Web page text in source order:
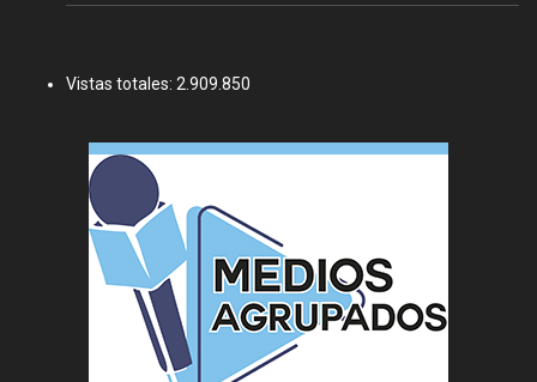
Vistas totales: 2.909.850